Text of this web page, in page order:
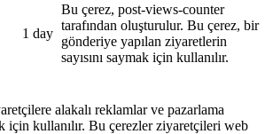
1 day
Bu çerez, post-views-counter
tarafından oluşturulur. Bu çerez, bir
gönderiye yapılan ziyaretlerin
sayısını saymak için kullanılır.
alakalı reklamlar ve pazarlama
için kullanılır. Bu çerezler ziyaretçileri web